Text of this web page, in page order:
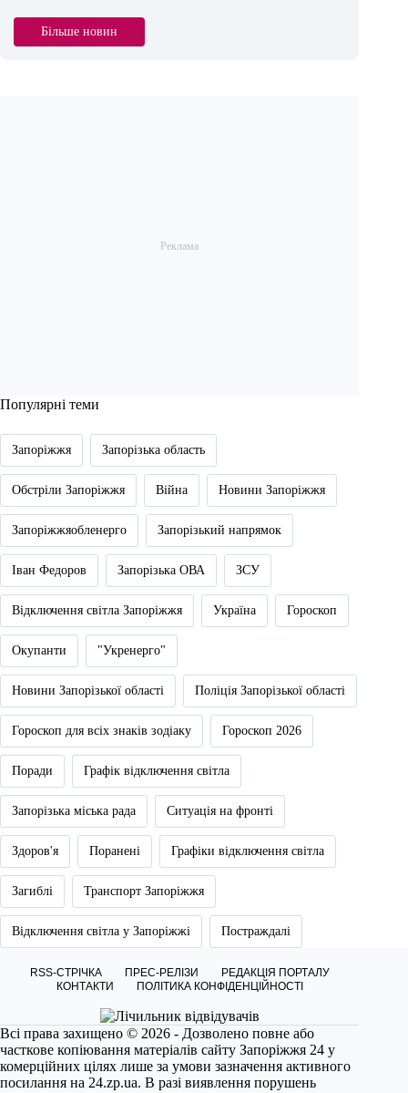
Більше новин
Популярні теми
Запоріжжя Запорізька область
Обстріли Запоріжжя Війна Новини Запоріжжя
Запоріжжяобленерго Запорізький напрямок
Іван Федоров Запорізька ОВА ЗСУ
Відключення світла Запоріжжя Україна Гороскоп
Окупанти "Укренерго"
Новини Запорізької області Поліція Запорізької області
Гороскоп для всіх знаків зодіаку Гороскоп 2026
Поради Графік відключення світла
Запорізька міська рада Ситуація на фронті
Здоров'я Поранені Графіки відключення світла
Загиблі Транспорт Запоріжжя
Відключення світла у Запоріжжі Постраждалі
RSS-СТРІЧКА ПРЕС-РЕЛІЗИ
РЕДАКЦІЯ ПОРТАЛУ
КОНТАКТИ
ПОЛІТИКА КОНФІДЕНЦІЙНОСТІ
Всі права захищено © 2026 - Дозволено повне або
часткове копіювання матеріалів сайту Запоріжжя 24 у
комерційних цілях лише за умови зазначення активного
посилання на 24.zp.ua. В разі виявлення порушень